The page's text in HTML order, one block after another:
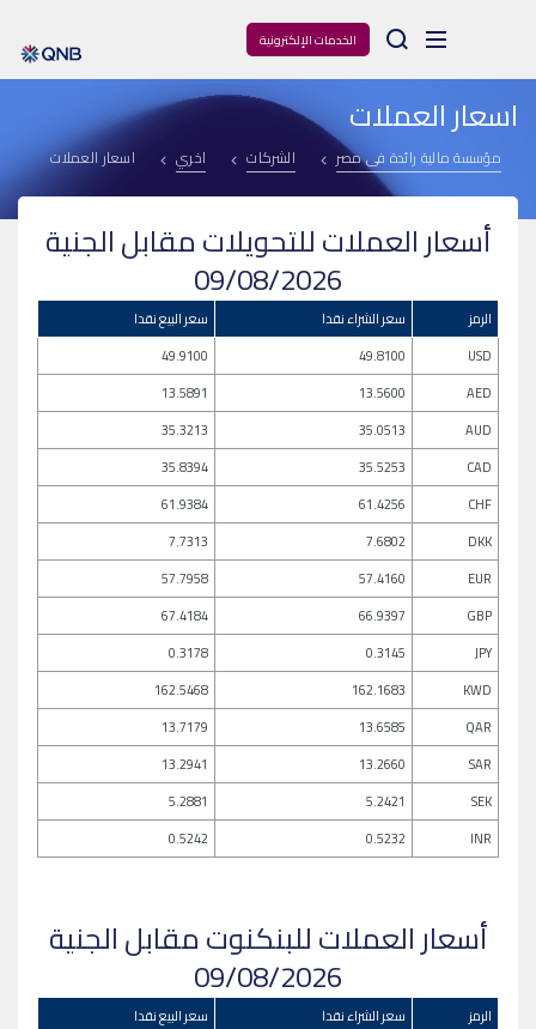
الخدمات الإلكترونية Arama
اسعار العملات
مؤسسة مالية رائدة فى مصر الشركات اخري اسعار العملات
أسعار العملات للتحويلات مقابل الجنية
09/08/2026
سعر البيع نقدا سعر الشراء نقدا
الرمز
49.9100
49.8100
USD
13.5891
13.5600
AED
35.3213
35.0513
AUD
35.8394
35.5253
CAD
61.9384
61.4256
CHF
7.7313
7.6802
DKK
57.7958
57.4160
EUR
67.4184
66.9397
GBP
0.3178
0.3145
JPY
162.5468
162.1683
KWD
13.7179
13.6585
QAR
13.2941
13.2660
SAR
5.2881
5.2421
SEK
0.5242
0.5232 INR
أسعار العملات للبنكنوت مقابل الجنية
09/08/2026
سعر البيع نقدا سعر الشراء نقدا
الرمز